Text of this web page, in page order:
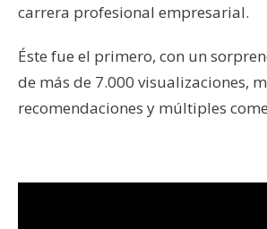
carrera profesional empresarial.
Éste fue el primero, con un
de más de 7.000 visualizaciones,
recomendaciones y múltiples